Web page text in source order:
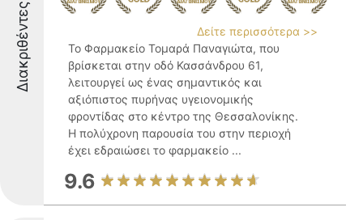
Διακριθέντες
Δείτε περισσότερα >>
Το Φαρμακείο Τομαρά Παναγιώτα, που
βρίσκεται στην οδό Κασσάνδρου 61,
λειτουργεί ως ένας σημαντικός και
αξιόπιστος πυρήνας υγειονομικής
φροντίδας στο κέντρο της Θεσσαλονίκης.
Η πολύχρονη παρουσία του στην περιοχή
έχει εδραιώσει το φαρμακείο ...
9.6